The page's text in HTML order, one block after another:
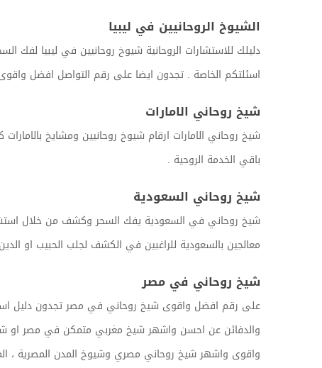
الشيوخ الروحانيين في ليبيا
دليلك للاستشارات الروحانية شيوخ روحانيين في ليبيا لفك
اسئلتكم الخاصة . تجدون ايضا على رقم التواصل افضل
شيخ روحاني الامارات
شيخ روحاني الامارات ارقام شيوخ روحانيين ومشايخ
باقي الخدمة الروحية .
شيخ روحاني السعودية
شيخ روحاني في السعودية يفك السحر وكشف من خلال
معالجين بالسعودية للراغبين في الكشف لجلب الحبيب او
شيخ روحاني في مصر
على رقم افضل واقوى شيخ روحاني في مصر تجدون دليل
والدفائن عن احسن واشهر شيخ مغربي متمكن في مصر او شيخ
واقوى واشهر شيخ روحاني مصري وشيوخ المدن المصرية ،